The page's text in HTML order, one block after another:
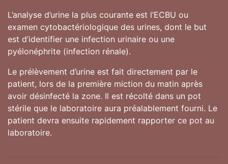
L’analyse d’urine la plus courante est l’ECBU ou
examen cytobactériologique des urines, dont le but
est d’identifier une infection urinaire ou une
pyélonéphrite (infection rénale).
Le prélèvement d’urine est fait directement par le
patient, lors de la première miction du matin après
avoir désinfecté la zone. Il est récolté dans un pot
stérile que le laboratoire aura préalablement fourni. Le
patient devra ensuite rapidement rapporter ce pot au
laboratoire.